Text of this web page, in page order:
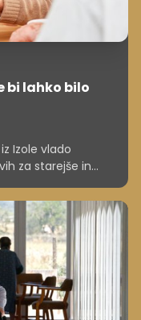
bi lahko bilo
Izole vlado
za starejše in
da bi domove
informacijsko-
bi lahko
v